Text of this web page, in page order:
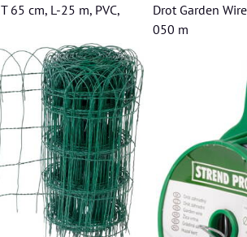
65 cm, L-25 m, PVC,
Drot Garden
050 m